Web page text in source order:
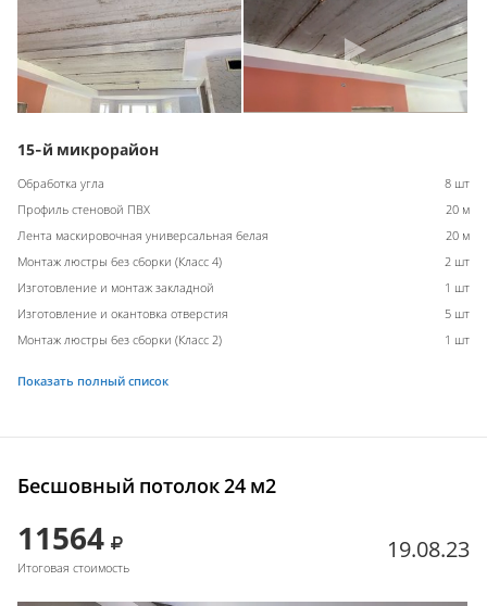
15-й микрорайон
Обработка угла
8 шт
Профиль стеновой ПВХ
20 м
Лента маскировочная универсальная белая
20 м
Монтаж люстры без сборки (Класс 4)
2 шт
Изготовление и монтаж закладной
1 шт
Изготовление и окантовка отверстия
5 шт
Монтаж люстры без сборки (Класс 2)
1 шт
Показать полный список
Бесшовный потолок 24 м2
11564
Итоговая стоимость
19.08.23